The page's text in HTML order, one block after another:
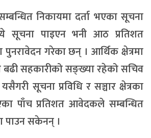
निकायमा दर्ता भएका सूचना
सूचना पाइएन भनी आठ प्रतिशत
गरेका छन् । आर्थिक क्षेत्रमा
बढी सहकारीको सङ्ख्या रहेको सचिव
सूचना प्रविधि र सञ्चार क्षेत्रका
पाँच प्रतिशत आवेदकले सम्बन्धित
पाउन सकेनन् ।